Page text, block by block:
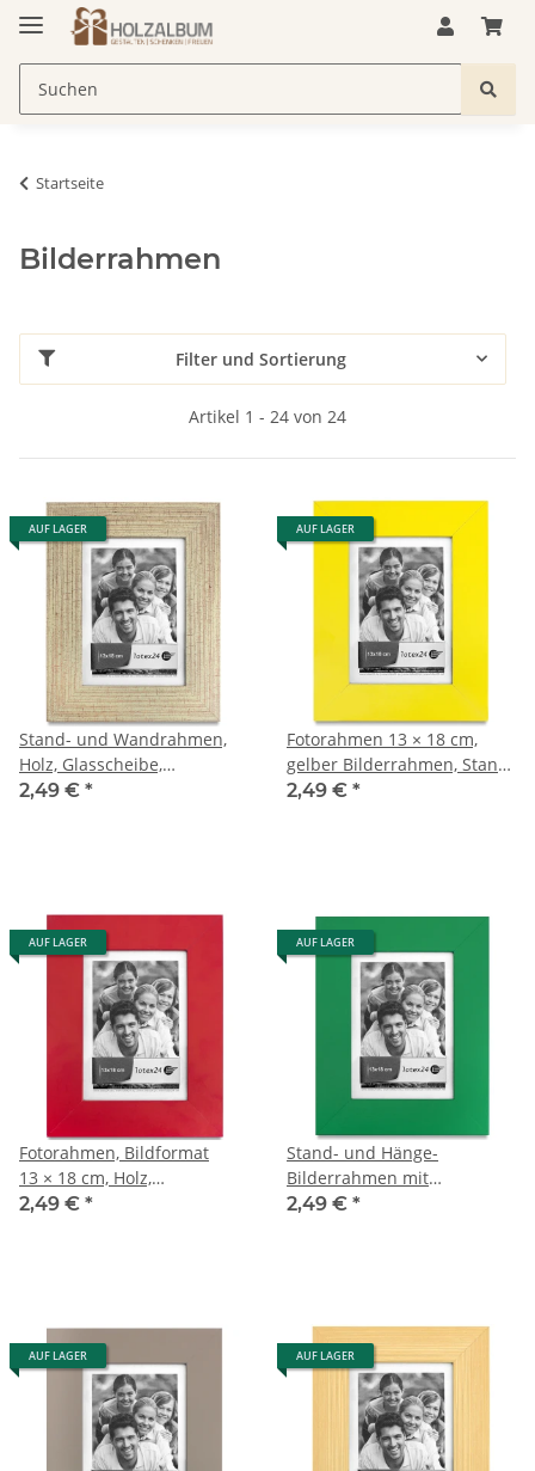
Startseite
Bilderrahmen
Filter und Sortierung
Artikel 1 - 24 von 24
AUF LAGER
Stand- und Wandrahmen,
Holz, Glasscheibe,
13 × 18 cm, Fotorahmen
2,49 € *
AUF LAGER
Fotorahmen 13 × 18 cm,
gelber Bilderrahmen, Stand-
und Wandrahmen
2,49 € *
AUF LAGER
Fotorahmen, Bildformat
13 × 18 cm, Holz,
Glasscheibe,
2,49 € *
AUF LAGER
Stand- und Hänge-
Bilderrahmen mit
Glasscheibe, 13 × 18 cm
2,49 € *
AUF LAGER AUF LAGER